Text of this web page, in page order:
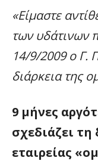
«Είμαστε
των υδάτινων
14/9/2009 ο Γ.
διάρκεια της
9 μήνες
σχεδιάζει τη
εταιρείας